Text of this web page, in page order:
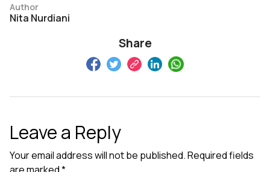
Author
Nita Nurdiani
Share
Leave a Reply
Your email address will not be published.Required fields